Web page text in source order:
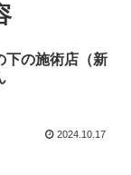
下の施術店（新
2024.10.17